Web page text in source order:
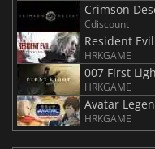
Crimson
Cdiscount
Resident
HRKGAME
007 First
HRKGAME
Avatar
HRKGAME